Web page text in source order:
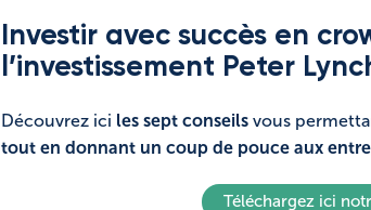
Investir avec succès en
l’investissement Peter
Découvrez ici les sept conseils vous
tout en donnant un coup de pouce aux
Téléchargez ici